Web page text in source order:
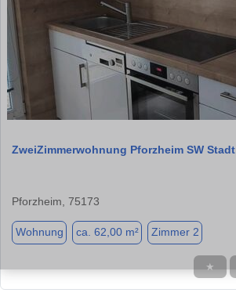
ZweiZimmerwohnung Pforzheim SW Stadt
Pforzheim, 75173
Wohnung ca. 62,00 m² Zimmer 2
★